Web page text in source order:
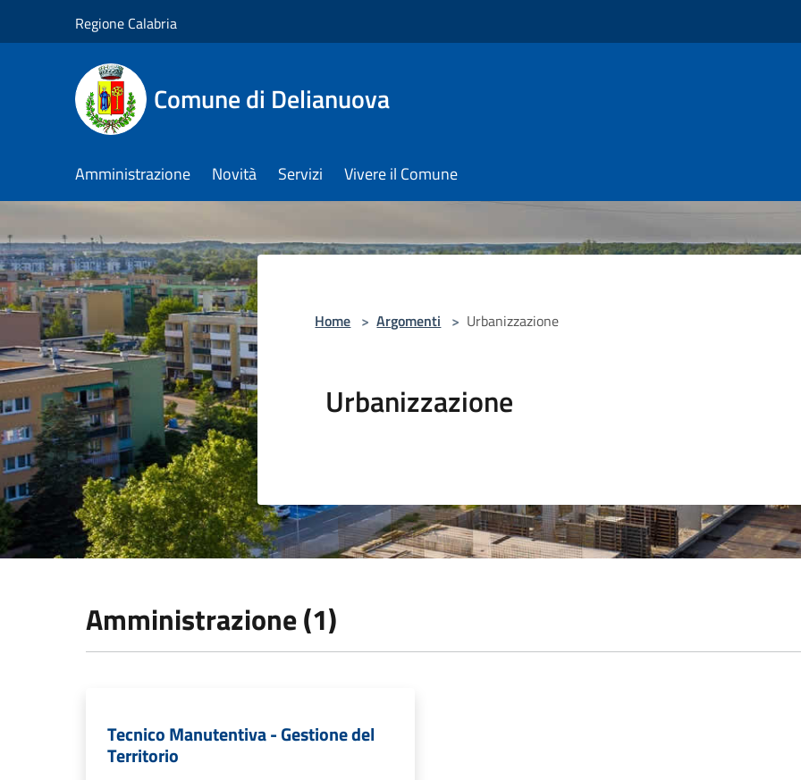
Regione Calabria
Comune di Delianuova
Amministrazione Novità Servizi Vivere il Comune
Home > Argomenti > Urbanizzazione
Urbanizzazione
Amministrazione (1)
Tecnico Manutentiva - Gestione del
Territorio